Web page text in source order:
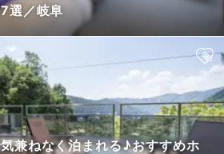
選／岐阜
兼ねなく泊まれる♪おすすめホ